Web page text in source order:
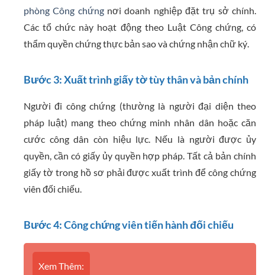
phòng Công chứngnơi doanh nghiệp đặt trụ sở chính.
Các tổ chức này hoạt động theo Luật Công chứng, có
thẩm quyền chứng thực bản sao và chứng nhận chữ ký.
Bước 3: Xuất trình giấy tờ tùy thân và bản chính
Người đi công chứng (thường là người đại diện theo
pháp luật) mang theo chứng minh nhân dân hoặc căn
cước công dân còn hiệu lực. Nếu là người được ủy
quyền, cần có giấy ủy quyền hợp pháp. Tất cả bản chính
giấy tờ trong hồ sơ phải được xuất trình để công chứng
viên đối chiếu.
Bước 4: Công chứng viên tiến hành đối chiếu
Xem Thêm: